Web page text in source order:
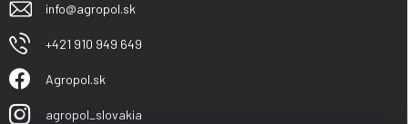
info@agropol.sk
+421 910 949 649
Agropol.sk
agropol_slovakia